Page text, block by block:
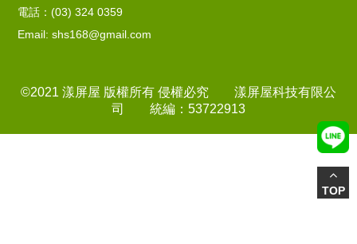
電話：(03) 324 0359
Email: shs168@gmail.com
©2021 漾屏屋 版權所有 侵權必究 漾屏屋科技有限公
司 統編：53722913
TOP